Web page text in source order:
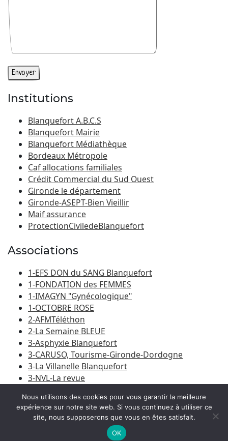
Institutions
Blanquefort A.B.C.S
Blanquefort Mairie
Blanquefort Médiathèque
Bordeaux Métropole
Caf allocations familiales
Crédit Commercial du Sud Ouest
Gironde le département
Gironde-ASEPT-Bien Vieillir
Maif assurance
ProtectionCiviledeBlanquefort
Associations
1-EFS DON du SANG Blanquefort
1-FONDATION des FEMMES
1-IMAGYN "Gynécologique"
1-OCTOBRE ROSE
2-AFMTéléthon
2-La Semaine BLEUE
3-Asphyxie Blanquefort
3-CARUSO, Tourisme-Gironde-Dordogne
3-La Villanelle Blanquefort
3-NVL-La revue
© 2026Amicale Laïque Blanquefort-Caychac |Bootstrap
Nous utilisons des cookies pour vous garantir la meilleure
expérience sur notre site web. Si vous continuez à utiliser ce
site, nous supposerons que vous en êtes satisfait.
OK